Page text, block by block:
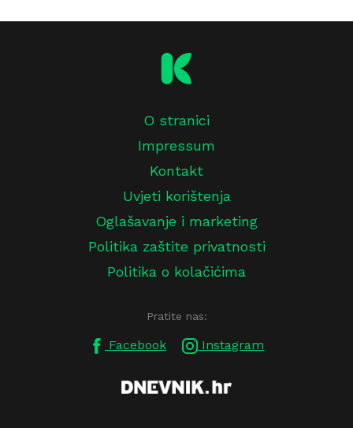
O stranici
Impressum
Kontakt
Uvjeti korištenja
Oglašavanje i marketing
Politika zaštite privatnosti
Politika o kolačićima
Pratite nas:
Facebook Instagram